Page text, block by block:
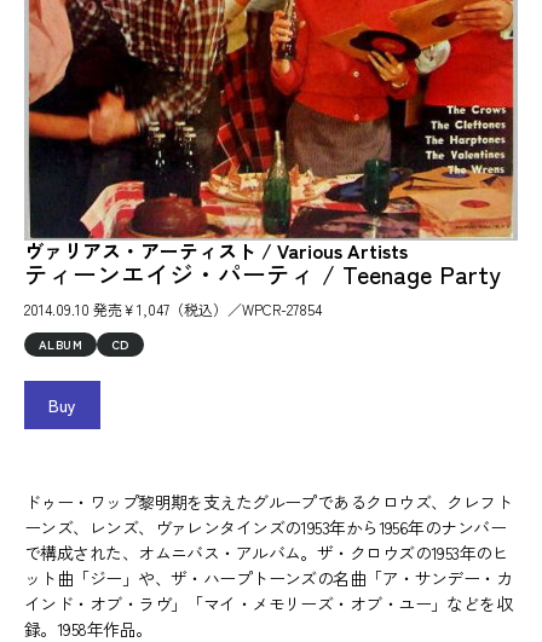
ヴァリアス・アーティスト / Various Artists
ティーンエイジ・パーティ / Teenage Party
2014.09.10 発売￥1,047（税込）／WPCR-27854
ALBUM CD
Buy
ドゥー・ワップ黎明期を支えたグループであるクロウズ、クレフト
ーンズ、レンズ、ヴァレンタインズの1953年から1956年のナンバー
で構成された、オムニバス・アルバム。ザ・クロウズの1953年のヒ
ット曲「ジー」や、ザ・ハープトーンズの名曲「ア・サンデー・カ
インド・オブ・ラヴ」「マイ・メモリーズ・オブ・ユー」などを収
録。1958年作品。